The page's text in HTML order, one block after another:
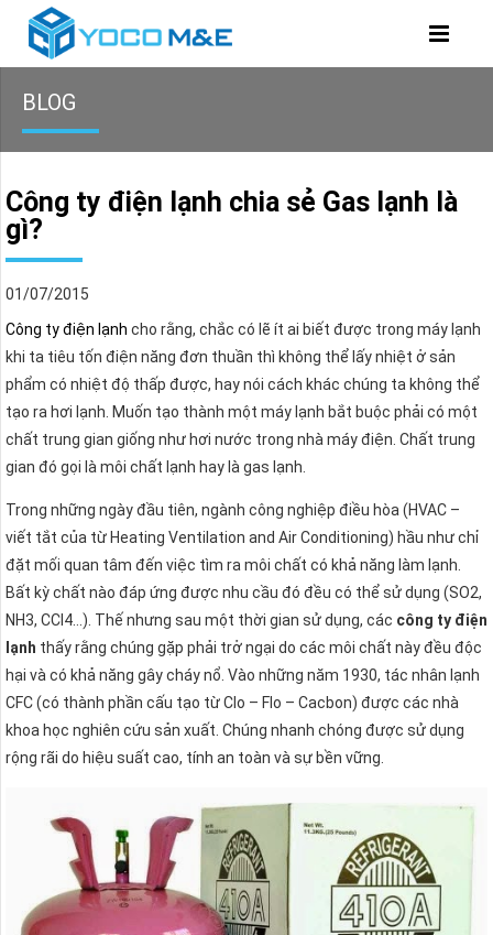
BLOG
Công ty điện lạnh chia sẻ Gas lạnh là
gì?
01/07/2015
Công ty điện lạnh cho rằng, chắc có lẽ ít ai biết được trong máy lạnh
khi ta tiêu tốn điện năng đơn thuần thì không thể lấy nhiệt ở sản
phẩm có nhiệt độ thấp được, hay nói cách khác chúng ta không thể
tạo ra hơi lạnh. Muốn tạo thành một máy lạnh bắt buộc phải có một
chất trung gian giống như hơi nước trong nhà máy điện. Chất trung
gian đó gọi là môi chất lạnh hay là gas lạnh.
Trong những ngày đầu tiên, ngành công nghiệp điều hòa (HVAC –
viết tắt của từ Heating Ventilation and Air Conditioning) hầu như chỉ
đặt mối quan tâm đến việc tìm ra môi chất có khả năng làm lạnh.
Bất kỳ chất nào đáp ứng được nhu cầu đó đều có thể sử dụng (SO2,
NH3, CCl4…). Thế nhưng sau một thời gian sử dụng, các công ty điện
lạnh thấy rằng chúng gặp phải trở ngại do các môi chất này đều độc
hại và có khả năng gây cháy nổ. Vào những năm 1930, tác nhân lạnh
CFC (có thành phần cấu tạo từ Clo – Flo – Cacbon) được các nhà
khoa học nghiên cứu sản xuất. Chúng nhanh chóng được sử dụng
rộng rãi do hiệu suất cao, tính an toàn và sự bền vững.